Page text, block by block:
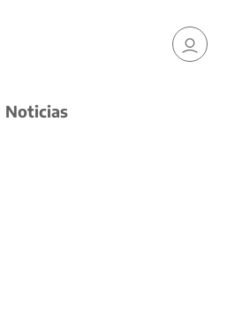
Noticias